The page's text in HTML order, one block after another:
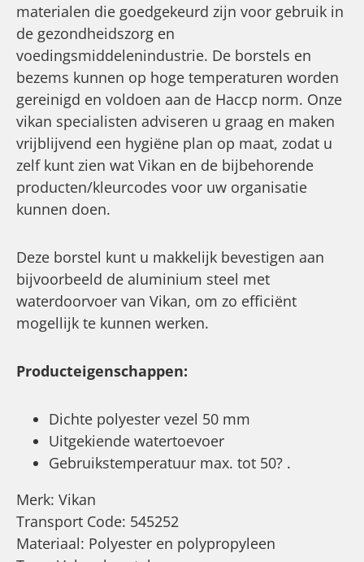
materialen die goedgekeurd zijn voor gebruik in
de gezondheidszorg en
voedingsmiddelenindustrie. De borstels en
bezems kunnen op hoge temperaturen worden
gereinigd en voldoen aan de Haccp norm. Onze
vikan specialisten adviseren u graag en maken
vrijblijvend een hygiëne plan op maat, zodat u
zelf kunt zien wat Vikan en de bijbehorende
producten/kleurcodes voor uw organisatie
kunnen doen.
Deze borstel kunt u makkelijk bevestigen aan
bijvoorbeeld de aluminium steel met
waterdoorvoer van Vikan, om zo efficiënt
mogellijk te kunnen werken.
Producteigenschappen:
Dichte polyester vezel 50 mm
Uitgekiende watertoevoer
Gebruikstemperatuur max. tot 50? .
Merk: Vikan
Transport Code: 545252
Materiaal: Polyester en polypropyleen